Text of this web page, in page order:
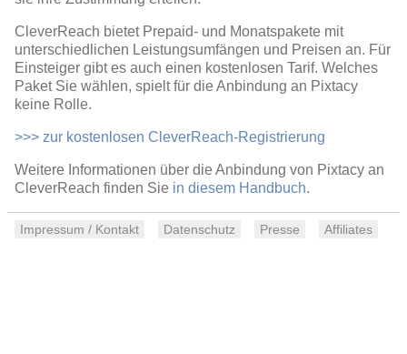
CleverReach bietet Prepaid- und Monatspakete mit
unterschiedlichen Leistungsumfängen und Preisen an. Für
Einsteiger gibt es auch einen kostenlosen Tarif. Welches
Paket Sie wählen, spielt für die Anbindung an Pixtacy
keine Rolle.
>>> zur kostenlosen CleverReach-Registrierung
Weitere Informationen über die Anbindung von Pixtacy an
CleverReach finden Sie in diesem Handbuch.
Impressum / Kontakt Datenschutz Presse Affiliates